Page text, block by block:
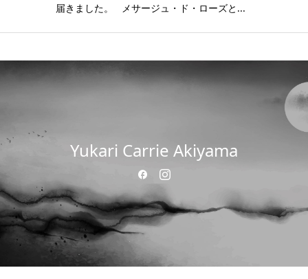
届きました。 メサージュ・ド・ローズと...
Yukari Carrie Akiyama